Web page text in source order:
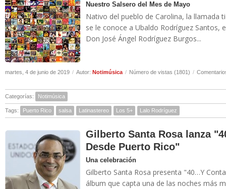
Nuestro Salsero del Mes de Mayo
Nativo del pueblo de Carolina, la llamada
se le conoce a Ubaldo Rodríguez Santos,
Don José Ángel Rodríguez Burgos...
martes, 4 de junio de 2019 / Autor: Notimúsica / Número de vistas (1801) /
Categorías: Notimúsica
Tags: Puerto Rico salsa Latinastereo Los 5+ Lalo Rodríguez
Gilberto Santa Rosa lanza
Desde Puerto Rico"
Una celebración
Gilberto Santa Rosa presenta "40…Y
álbum que capta una de las noches más